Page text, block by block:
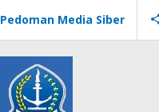
Pedoman Media Siber